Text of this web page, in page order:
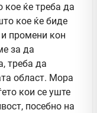
ќе треба да
кое ќе биде
промени кон
за да
треба да
област. Мора
кои се уште
посебно на